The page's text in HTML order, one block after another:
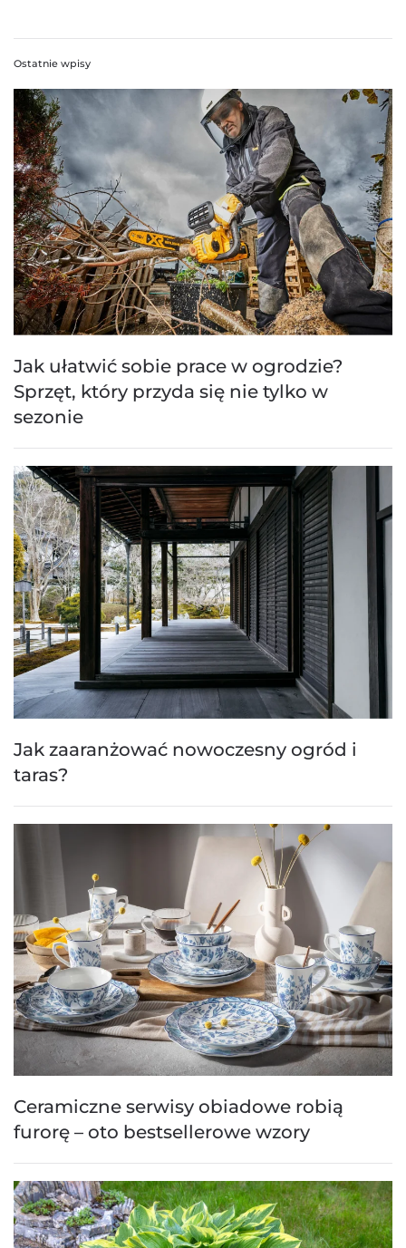
Ostatnie wpisy
Jak ułatwić sobie prace w ogrodzie?
Sprzęt, który przyda się nie tylko w
sezonie
Jak zaaranżować nowoczesny ogród i
taras?
Ceramiczne serwisy obiadowe robią
furorę – oto bestsellerowe wzory